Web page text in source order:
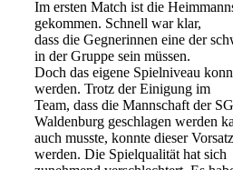
Im ersten Match ist die
gekommen. Schnell war klar,
dass die Gegnerinnen eine der
in der Gruppe sein müssen.
Doch das eigene Spielniveau
werden. Trotz der Einigung im
Team, dass die Mannschaft der
Waldenburg geschlagen werden
auch musste, konnte dieser
werden. Die Spielqualität hat sich